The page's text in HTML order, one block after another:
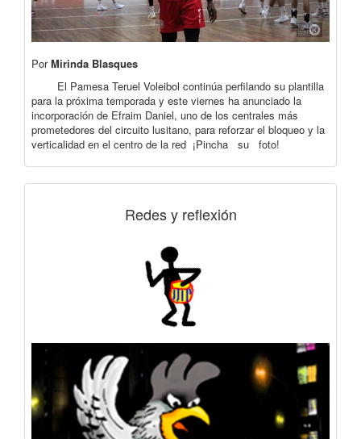
PorMirinda Blasques
El Pamesa Teruel Voleibol continúa perfilando su plantilla
para la próxima temporada y este viernes ha anunciado la
incorporación de Efraim Daniel, uno de los centrales más
prometedores del circuito lusitano, para reforzar el bloqueo y la
verticalidad en el centro de la red ¡Pincha su foto!
Redes y reflexión